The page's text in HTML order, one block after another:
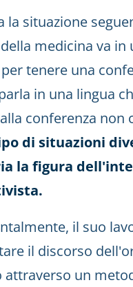
la situazione
medicina va in
tenere una
in una lingua
conferenza non
di situazioni
la figura
il suo
il discorso
attraverso un